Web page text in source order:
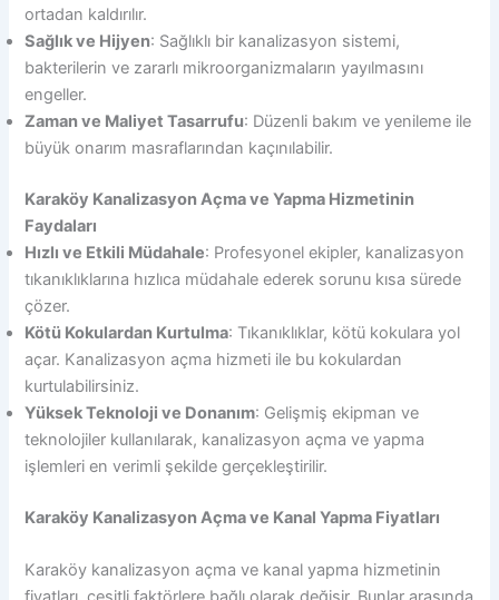
ortadan kaldırılır.
Sağlık ve Hijyen: Sağlıklı bir kanalizasyon sistemi,
bakterilerin ve zararlı mikroorganizmaların yayılmasını
engeller.
Zaman ve Maliyet Tasarrufu: Düzenli bakım ve yenileme ile
büyük onarım masraflarından kaçınılabilir.
Karaköy Kanalizasyon Açma ve Yapma Hizmetinin
Faydaları
Hızlı ve Etkili Müdahale: Profesyonel ekipler, kanalizasyon
tıkanıklıklarına hızlıca müdahale ederek sorunu kısa sürede
çözer.
Kötü Kokulardan Kurtulma: Tıkanıklıklar, kötü kokulara yol
açar. Kanalizasyon açma hizmeti ile bu kokulardan
kurtulabilirsiniz.
Yüksek Teknoloji ve Donanım: Gelişmiş ekipman ve
teknolojiler kullanılarak, kanalizasyon açma ve yapma
işlemleri en verimli şekilde gerçekleştirilir.
Karaköy Kanalizasyon Açma ve Kanal Yapma Fiyatları
Karaköy kanalizasyon açma ve kanal yapma hizmetinin